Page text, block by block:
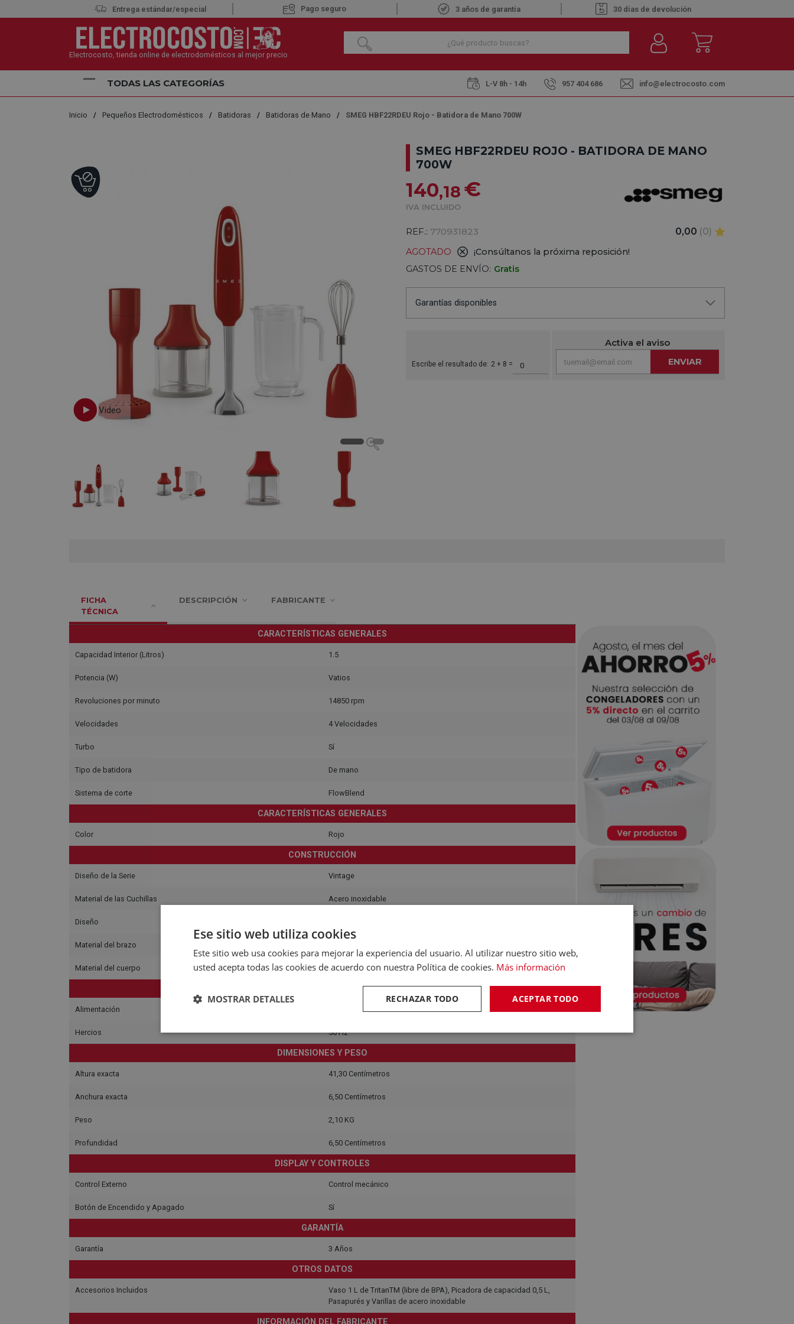
Entrega estándar/especial Pago seguro 3 años de garantía 30 días de devolución
Electrocosto, tienda online de electrodomésticos al mejor precio
TODAS LAS CATEGORÍAS L-V 8h - 14h 957 404 686 info@electrocosto.com
Inicio Pequeños Electrodomésticos Batidoras Batidoras de Mano SMEG HBF22RDEU Rojo - Batidora de Mano 700W
SMEG HBF22RDEU ROJO - BATIDORA DE MANO
700W
140,18 €
IVA INCLUIDO
REF.: 770931823 0,00 (0)
AGOTADO
¡Consúltanos la próxima reposición!
GASTOS DE ENVÍO: Gratis
Garantías disponibles
Escribe el resultado de: 2 + 8 =
Activa el aviso
ENVIAR
FICHA
TÉCNICA
DESCRIPCIÓN FABRICANTE
CARACTERÍSTICAS GENERALES
Capacidad Interior (Litros) 1.5
Potencia (W) Vatios
Revoluciones por minuto 14850 rpm
Velocidades 4 Velocidades
Turbo Sí
Tipo de batidora De mano
Sistema de corte FlowBlend
CARACTERÍSTICAS GENERALES
Color Rojo
CONSTRUCCIÓN
Diseño de la Serie Vintage
Material de las Cuchillas Acero inoxidable
Diseño
Material del brazo
Material del cuerpo Acero inoxidable
CONSUMO, EFICIENCIA Y RUIDO
Alimentación
Hercios 50 Hz
DIMENSIONES Y PESO
Altura exacta 41,30 Centímetros
Anchura exacta 6,50 Centímetros
Peso 2,10 KG
Profundidad 6,50 Centímetros
DISPLAY Y CONTROLES
Control Externo Control mecánico
Botón de Encendido y Apagado Sí
GARANTÍA
Garantía 3 Años
OTROS DATOS
Accesorios Incluidos
Vaso 1 L de TritanTM (libre de BPA), Picadora de capacidad 0,5 L,
Pasapurés y Varillas de acero inoxidable
INFORMACIÓN DEL FABRICANTE
Ese sitio web utiliza cookies
Este sitio web usa cookies para mejorar la experiencia del usuario. Al utilizar nuestro sitio web,
usted acepta todas las cookies de acuerdo con nuestra Política de cookies. Más información
ACEPTAR TODO
RECHAZAR TODO
MOSTRAR DETALLES